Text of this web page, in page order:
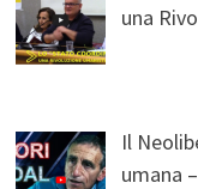
una
Il
umana